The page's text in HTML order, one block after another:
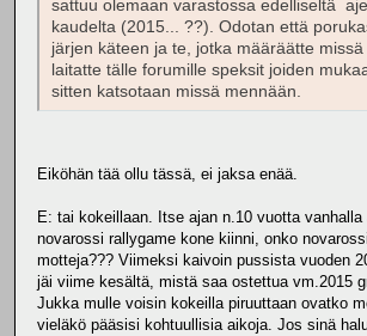
sattuu olemaan varastossa edelliseltä
kaudelta (2015... ??). Odotan että
järjen käteen ja te, jotka määräätte
laitatte tälle forumille speksit joiden
sitten katsotaan missä mennään.
Eiköhän tää ollu tässä, ei jaksa enää.
E: tai kokeillaan. Itse ajan n.10 vuotta
novarossi rallygame kone kiinni, onko
motteja??? Viimeksi kaivoin pussista vuoden
jäi viime kesältä, mistä saa ostettua vm.2015
Jukka mulle voisin kokeilla piruuttaan ovatko
vieläkö pääsisi kohtuullisia aikoja. Jos sinä